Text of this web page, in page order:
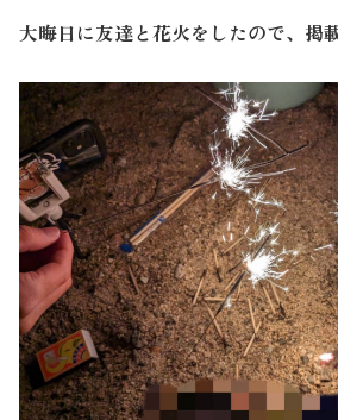
大晦日に友達と花火をしたので、掲